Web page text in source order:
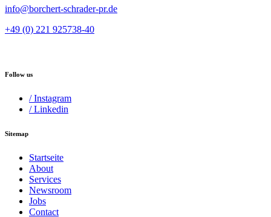
info@borchert-schrader-pr.de
+49 (0) 221 925738-40
Follow us
/ Instagram
/ Linkedin
Sitemap
Startseite
About
Services
Newsroom
Jobs
Contact